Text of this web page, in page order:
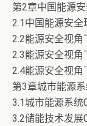
第2章中国能源
2.1中国能源安全
2.2能源安全视
2.3能源安全视
2.4能源安全视角
第3章城市能源
3.1城市能源系统
3.2储能技术发展